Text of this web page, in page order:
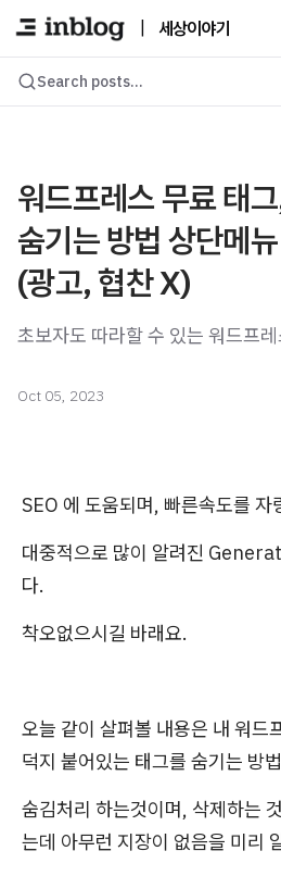
세상이야기
Search posts...
워드프레스 무료 태
숨기는 방법 상단메
(광고, 협찬 X)
초보자도 따라할 수 있는 워드프
Oct 05, 2023
SEO 에 도움되며, 빠른속도를 자
대중적으로 많이 알려진
다.
착오없으시길 바래요.
오늘 같이 살펴볼 내용은 내 워드
덕지 붙어있는 태그를 숨기는 방
숨김처리 하는것이며, 삭제하는
는데 아무런 지장이 없음을 미리